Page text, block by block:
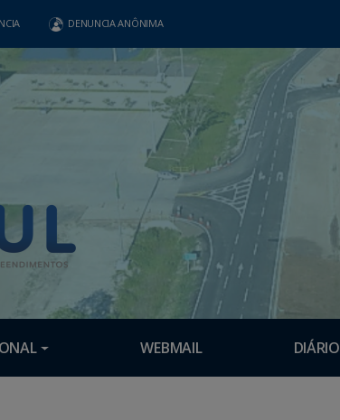
DENUNCIA ANÔNIMA
WEBMAIL